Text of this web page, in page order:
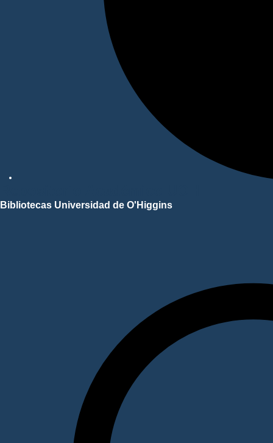
Bibliotecas Universidad de O'Higgins